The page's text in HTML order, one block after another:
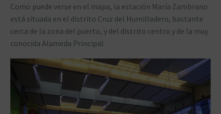
Como puede verse en el mapa, la estación María Zambrano
está situada en el distrito Cruz del Humilladero, bastante
cerca de la zona del puerto, y del distrito centro y de la muy
conocida Alameda Principal.